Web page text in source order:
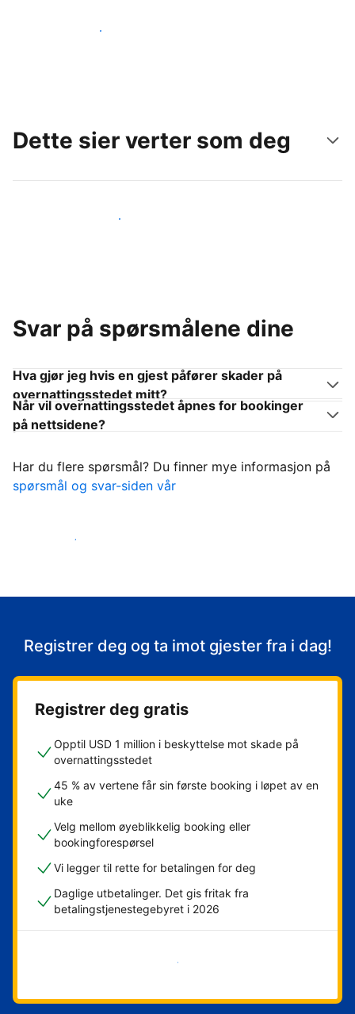
Nå ut til nye gjester i dag
Dette sier verter som deg
Gjør som andre verter som deg
Svar på spørsmålene dine
Hva gjør jeg hvis en gjest påfører skader på
overnattingsstedet mitt?
Når vil overnattingsstedet åpnes for bookinger
på nettsidene?
Har du flere spørsmål? Du finner mye informasjon på
spørsmål og svar-siden vår
Ta imot gjestene
Registrer deg og ta imot gjester fra i dag!
Registrer deg gratis
Opptil USD 1 million i beskyttelse mot skade på
overnattingsstedet
45 % av vertene får sin første booking i løpet av en
uke
Velg mellom øyeblikkelig booking eller
bookingforespørsel
Vi legger til rette for betalingen for deg
Daglige utbetalinger. Det gis fritak fra
betalingstjenestegebyret i 2026
Kom i gang nå